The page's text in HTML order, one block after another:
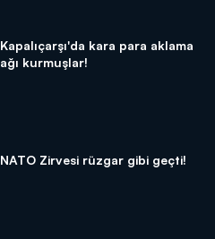
Kapalıçarşı'da kara para aklama
ağı kurmuşlar!
NATO Zirvesi rüzgar gibi geçti!